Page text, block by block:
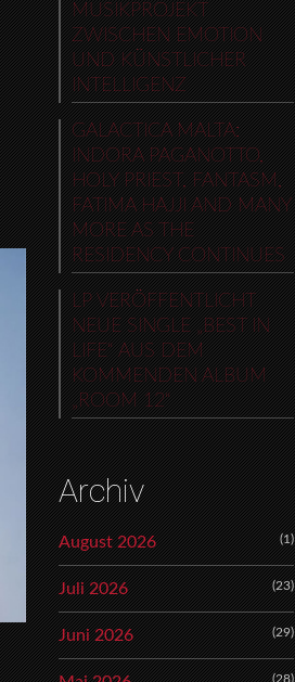
MUSIKPROJEKT
ZWISCHEN EMOTION
UND KÜNSTLICHER
INTELLIGENZ
GALACTICA MALTA:
INDORA PAGANOTTO,
HOLY PRIEST, FANTASM,
FATIMA HAJJI AND MANY
MORE AS THE
RESIDENCY CONTINUES
LP VERÖFFENTLICHT
NEUE SINGLE „BEST IN
LIFE“ AUS DEM
KOMMENDEN ALBUM
„ROOM 12“
Archiv
August 2026 (1)
Juli 2026 (23)
Juni 2026 (29)
(28)